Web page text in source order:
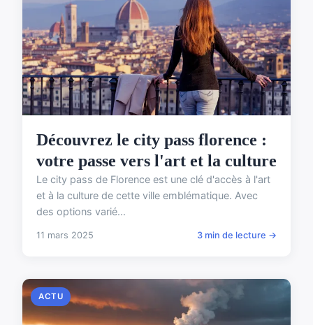
Découvrez le city pass florence :
votre passe vers l'art et la culture
Le city pass de Florence est une clé d'accès à l'art
et à la culture de cette ville emblématique. Avec
des options varié...
11 mars 2025 3 min de lecture →
ACTU